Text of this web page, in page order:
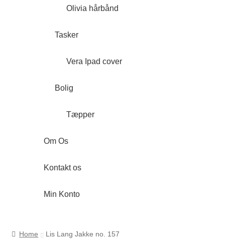
Olivia hårbånd
Tasker
Vera Ipad cover
Bolig
Tæpper
Om Os
Kontakt os
Min Konto
Home Lis Lang Jakke no. 157